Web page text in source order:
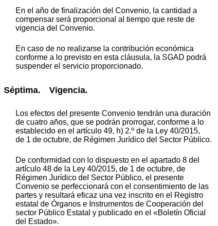
En el año de finalización del Convenio, la cantidad a
compensar será proporcional al tiempo que reste de
vigencia del Convenio.
En caso de no realizarse la contribución económica
conforme a lo previsto en esta cláusula, la SGAD podrá
suspender el servicio proporcionado.
Séptima. Vigencia.
Los efectos del presente Convenio tendrán una duración
de cuatro años, que se podrán prorrogar, conforme a lo
establecido en el artículo 49, h) 2.º de la Ley 40/2015,
de 1 de octubre, de Régimen Jurídico del Sector Público.
De conformidad con lo dispuesto en el apartado 8 del
artículo 48 de la Ley 40/2015, de 1 de octubre, de
Régimen Jurídico del Sector Público, el presente
Convenio se perfeccionará con el consentimiento de las
partes y resultará eficaz una vez inscrito en el Registro
estatal de Órganos e Instrumentos de Cooperación del
sector Público Estatal y publicado en el «Boletín Oficial
del Estado».